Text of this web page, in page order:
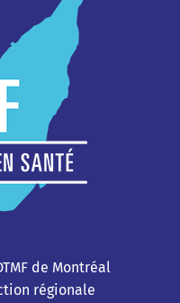
de Montréal
régionale